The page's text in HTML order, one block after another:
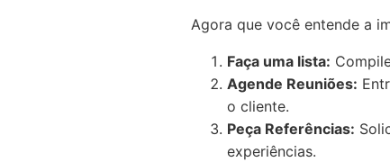
Agora que você entende a
Faça uma lista:
Agende Reuniões:
o cliente.
Peça Referências:
experiências.